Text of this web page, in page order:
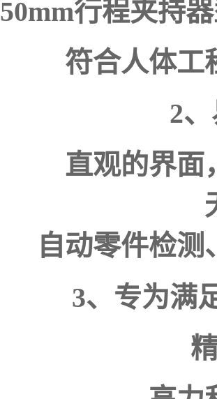
50mm行程夹持
符合人体工
2
直观的界面
自动零件检
3、专为满